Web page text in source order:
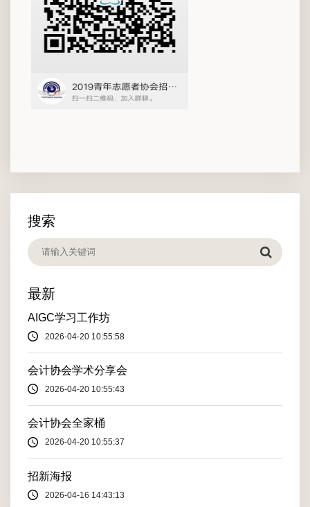
搜索
最新
AIGC学习工作坊
2026-04-20 10:55:58
会计协会学术分享会
2026-04-20 10:55:43
会计协会全家桶
2026-04-20 10:55:37
招新海报
2026-04-16 14:43:13